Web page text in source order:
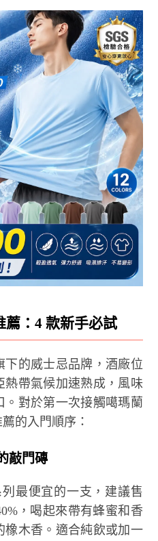
薦：4 款新手必試
的威士忌品牌，酒廠位
帶氣候加速熟成，風味
對於第一次接觸噶瑪蘭
的入門順序：
敲門磚
最便宜的一支，建議售
，喝起來帶有蜂蜜和香
橡木香。適合純飲或加一